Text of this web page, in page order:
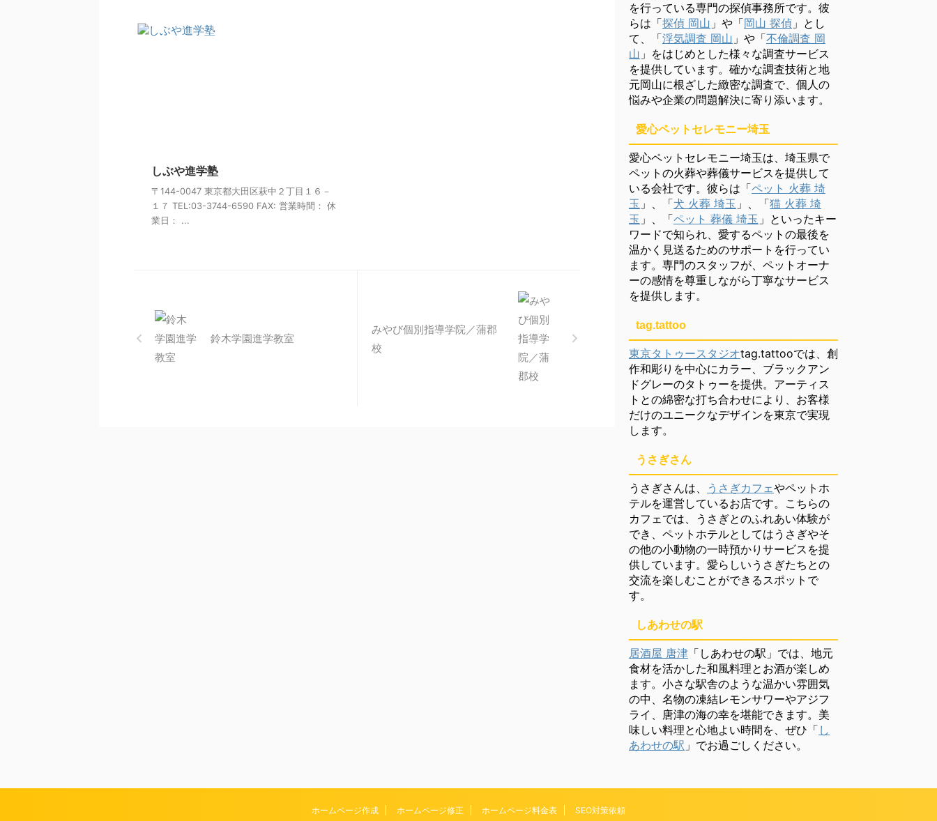
しぶや進学塾
〒144-0047 東京都大田区萩中２丁目１６－
１７ TEL:03-3744-6590 FAX: 営業時間： 休
業日： ...
鈴木学園進学教室
みやび個別指導学院／蒲郡
校
を行っている専門の探偵事務所です。彼
らは「探偵 岡山 」や「岡山 探偵 」とし
て、「浮気調査 岡山 」や「不倫調査 岡
山 」をはじめとした様々な調査サービス
を提供しています。確かな調査技術と地
元岡山に根ざした緻密な調査で、個人の
悩みや企業の問題解決に寄り添います。
愛心ペットセレモニー埼玉
愛心ペットセレモニー埼玉は、埼玉県で
ペットの火葬や葬儀サービスを提供して
いる会社です。彼らは「ペット 火葬 埼
玉 」、「犬 火葬 埼玉 」、「猫 火葬 埼
玉 」、「ペット 葬儀 埼玉 」といったキー
ワードで知られ、愛するペットの最後を
温かく見送るためのサポートを行ってい
ます。専門のスタッフが、ペットオーナ
ーの感情を尊重しながら丁寧なサービス
を提供します。
tag.tattoo
東京タトゥースタジオtag.tattooでは、創
作和彫りを中心にカラー、ブラックアン
ドグレーのタトゥーを提供。アーティス
トとの綿密な打ち合わせにより、お客様
だけのユニークなデザインを東京で実現
します。
うさぎさん
うさぎさんは、 うさぎカフェやペットホ
テルを運営しているお店です。こちらの
カフェでは、うさぎとのふれあい体験が
でき、ペットホテルとしてはうさぎやそ
の他の小動物の一時預かりサービスを提
供しています。愛らしいうさぎたちとの
交流を楽しむことができるスポットで
す。
しあわせの駅
居酒屋 唐津 「しあわせの駅」では、地元
食材を活かした和風料理とお酒が楽しめ
ます。小さな駅舎のような温かい雰囲気
の中、名物の凍結レモンサワーやアジフ
ライ、唐津の海の幸を堪能できます。美
味しい料理と心地よい時間を、ぜひ「 し
あわせの駅 」でお過ごしください。
ホームページ作成 ホームページ修正 ホームページ料金表 SEO対策依頼